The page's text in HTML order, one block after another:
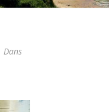
Dans